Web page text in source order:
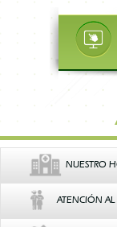
NUESTRO
ATENCIÓN AL